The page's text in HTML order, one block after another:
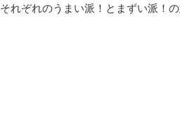
それぞれのうまい派！とまずい派！